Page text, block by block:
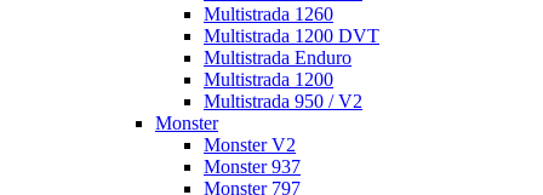
Multistrada 1260
Multistrada 1200 DVT
Multistrada Enduro
Multistrada 1200
Multistrada 950 / V2
Monster
Monster V2
Monster 937
Monster 797